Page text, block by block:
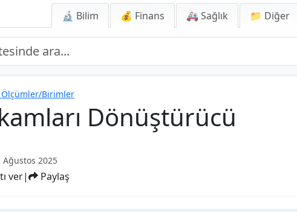
🔬 Bilim 💰 Finans 🚑 Sağlık 📁 Diğer
Birimler
Dönüştürücü
Ağustos 2025
ver| Paylaş